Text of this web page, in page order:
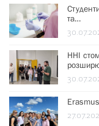
та…
ННІ